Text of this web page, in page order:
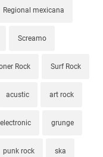
Regional mexicana
Screamo
Rock Surf Rock
acustic art rock
electronic grunge
punk rock ska